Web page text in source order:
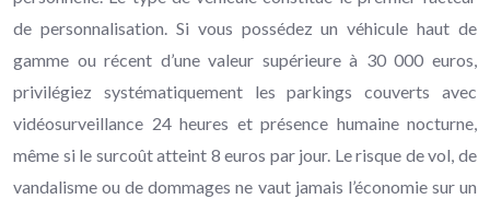
de personnalisation. Si vous possédez un véhicule haut de
gamme ou récent d’une valeur supérieure à 30 000 euros,
privilégiez systématiquement les parkings couverts avec
vidéosurveillance 24 heures et présence humaine nocturne,
même si le surcoût atteint 8 euros par jour. Le risque de vol, de
vandalisme ou de dommages ne vaut jamais l’économie sur un